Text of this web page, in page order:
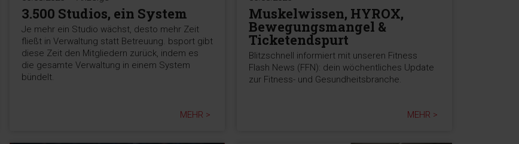
3.500 Studios, ein System
Je mehr ein Studio wächst, desto mehr Zeit
fließt in Verwaltung statt Betreuung. bsport gibt
diese Zeit den Mitgliedern zurück, indem es
die gesamte Verwaltung in einem System
bündelt.
MEHR >
Muskelwissen, HYROX,
Bewegungsmangel &
Ticketendspurt
Blitzschnell informiert mit unseren Fitness
Flash News (FFN): dein wöchentliches Update
zur Fitness- und Gesundheitsbranche.
MEHR >